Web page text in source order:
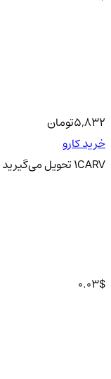
5,832تومان
خرید کارو
1CARVتحویلمی‌گیرید
0.03$